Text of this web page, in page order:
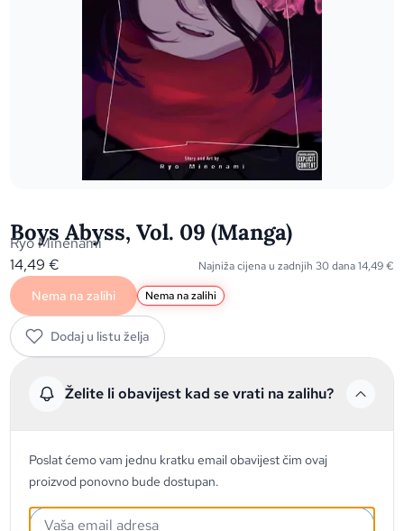
Boys Abyss, Vol. 09 (Manga)
Ryo Minenami
14,49€ Najniža cijena u zadnjih 30 dana14,49€
Nema na zalihi Nema na zalihi
Dodaj u listu želja
Želite li obavijest kad se vrati na zalihu?
Poslat ćemo vam jednu kratku email obavijest čim ovaj
proizvod ponovno bude dostupan.